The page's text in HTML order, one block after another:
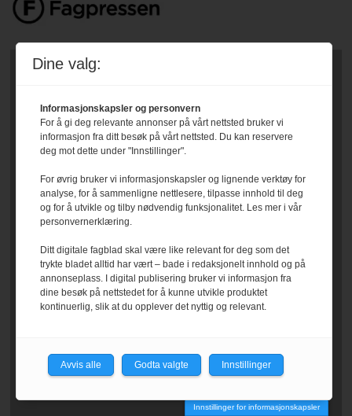
Innstillinger for informasjonskapsler
Dine valg:
Informasjonskapsler og personvern
For å gi deg relevante annonser på vårt nettsted bruker vi
informasjon fra ditt besøk på vårt nettsted. Du kan reservere
deg mot dette under "Innstillinger".
For øvrig bruker vi informasjonskapsler og lignende verktøy for
analyse, for å sammenligne nettlesere, tilpasse innhold til deg
og for å utvikle og tilby nødvendig funksjonalitet. Les mer i vår
personvernerklæring.
Ditt digitale fagblad skal være like relevant for deg som det
trykte bladet alltid har vært – bade i redaksjonelt innhold og på
annonseplass. I digital publisering bruker vi informasjon fra
dine besøk på nettstedet for å kunne utvikle produktet
kontinuerlig, slik at du opplever det nyttig og relevant.
Avvis alle Godta valgte Innstillinger